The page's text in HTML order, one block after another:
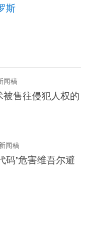
斯
闻稿
售往侵犯人权的
闻稿
码’危害维吾尔避